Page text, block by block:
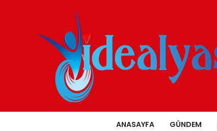
ANASAYFA GÜNDEM